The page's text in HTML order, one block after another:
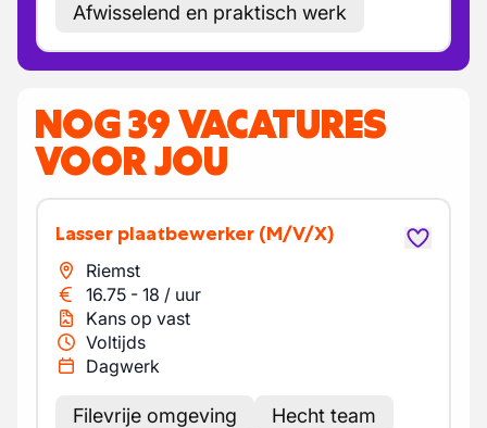
Afwisselend en praktisch werk
NOG 39 VACATURES
VOOR JOU
Lasser plaatbewerker (M/V/X)
Riemst
16.75 - 18 / uur
Kans op vast
Voltijds
Dagwerk
Filevrije omgeving
Hecht team